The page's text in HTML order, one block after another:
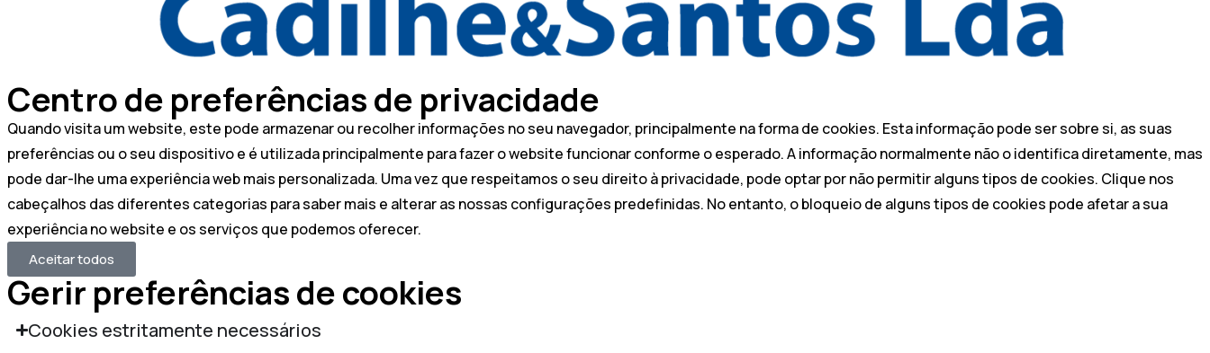
Centro de preferências de privacidade
Quando visita um website, este pode armazenar ou recolher informações no seu navegador, principalmente na forma de cookies. Esta informação pode ser sobre si, as suas
preferências ou o seu dispositivo e é utilizada principalmente para fazer o website funcionar conforme o esperado. A informação normalmente não o identifica diretamente, mas
pode dar-lhe uma experiência web mais personalizada. Uma vez que respeitamos o seu direito à privacidade, pode optar por não permitir alguns tipos de cookies. Clique nos
cabeçalhos das diferentes categorias para saber mais e alterar as nossas configurações predefinidas. No entanto, o bloqueio de alguns tipos de cookies pode afetar a sua
experiência no website e os serviços que podemos oferecer.
Aceitar todos
Gerir preferências de cookies
Cookies estritamente necessários